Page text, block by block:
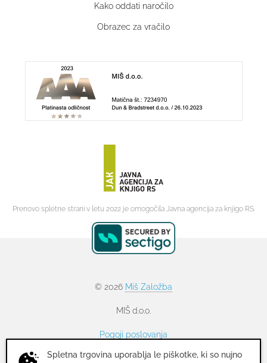
Kako oddati naročilo
Obrazec za vračilo
Prenovo spletne strani v letu 2022 je omogočila Javna agencija za knjigo RS.
© 2026 Miš Založba
MIŠ d.o.o.
Pogoji poslovanja
Politika zasebnosti
Spletna trgovina uporablja le piškotke, ki so nujno